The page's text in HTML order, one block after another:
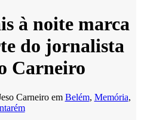
à noite marca
do jornalista
Carneiro
Carneiro em Belém, Memória,